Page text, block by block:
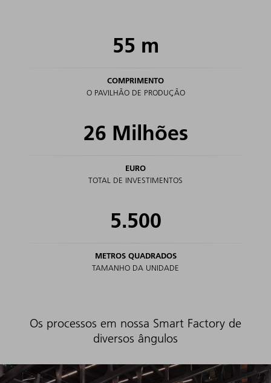
55 m
COMPRIMENTO
O PAVILHÃO DE PRODUÇÃO
26 Milhões
EURO
TOTAL DE INVESTIMENTOS
5.500
METROS QUADRADOS
TAMANHO DA UNIDADE
Os processos em nossa Smart Factory de
diversos ângulos